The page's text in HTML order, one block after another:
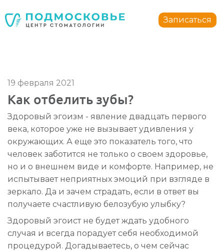
150040 ,Россия ,Ярославская область , Ярославль,ул.
Записаться
19 февраля 2021
Как отбелить зубы?
Стоматология Подмосковье
150040,Россия, Ярославская область,Ярославль
+7 4852 74-45-45
mail@mc-podmoskovie.ru
Стоматология Подмосковье
150040,Россия, Ярославская область,Ярославль
+7 4852 74-45-45
mail@mc-podmoskovie.ru
Здоровый эгоизм - явление двадцать первого
века, которое уже не вызывает удивления у
окружающих. А еще это показатель того, что
человек заботится не только о своем здоровье,
но и о внешнем виде и комфорте. Например, не
испытывает неприятных эмоций при взгляде в
зеркало. Да и зачем страдать, если в ответ вы
получаете счастливую белозубую улыбку?
Здоровый эгоист не будет ждать удобного
случая и всегда порадует себя необходимой
процедурой. Догадываетесь, о чем сейчас